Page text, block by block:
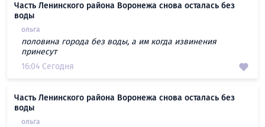
Часть Ленинского района Воронежа снова осталась без
воды
ольга
половина города без воды, а им когда извинения
принесут
16:04 Сегодня
Часть Ленинского района Воронежа снова осталась без
воды
ольга